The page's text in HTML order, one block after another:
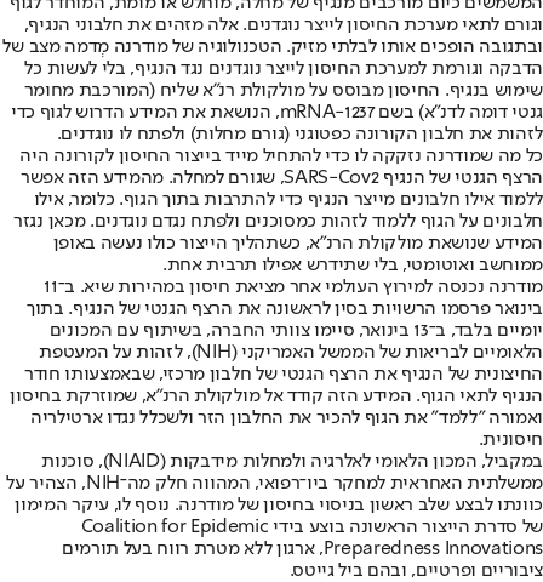
וגורם לתאי מערכת החיסון לייצר נוגדנים. אלה מזהים את חלבוני הנגיף,
ובתגובה הופכים אותו לבלתי מזיק. הטכנולוגיה של מודרנה מְדמה מצב של
הדבקה וגורמת למערכת החיסון לייצר נוגדנים נגד הנגיף, בלי לעשות כל
שימוש בנגיף. החיסון מבוסס על מולקולת רנ"א שליח (המורכבת מחומר
גנטי דומה לדנ"א) בשם mRNA-1237, הנושאת את המידע הדרוש לגוף כדי
לזהות את חלבון הקורונה כפטוגני (גורם מחלות) ולפתח לו נוגדנים.
כל מה שמודרנה נזקקה לו כדי להתחיל מייד בייצור החיסון לקורונה היה
הרצף הגנטי של הנגיף SARS-Cov2, שגורם למחלה. מהמידע הזה אפשר
ללמוד אילו חלבונים מייצר הנגיף כדי להתרבות בתוך הגוף. כלומר, אילו
חלבונים על הגוף ללמוד לזהות כמסוכנים ולפתח נגדם נוגדנים. מכאן נגזר
המידע שנושאת מולקולת הרנ"א, כשתהליך הייצור כולו נעשה באופן
ממוחשב ואוטומטי, בלי שתידרש אפילו תרבית אחת.
מודרנה נכנסה למירוץ העולמי אחר מציאת חיסון במהירות שיא. ב־11
בינואר פרסמו הרשויות בסין לראשונה את הרצף הגנטי של הנגיף. בתוך
יומיים בלבד, ב־13 בינואר, סיימו צוותי החברה, בשיתוף עם המכונים
הלאומיים לבריאות של הממשל האמריקני (NIH), לזהות על המעטפת
החיצונית של הנגיף את הרצף הגנטי של חלבון מרכזי, שבאמצעותו חודר
הנגיף לתאי הגוף. המידע הזה קודד אל מולקולת הרנ"א, שמוזרקת בחיסון
ואמורה "ללמד" את הגוף להכיר את החלבון הזר ולשכלל נגדו ארטילריה
חיסונית.
במקביל, המכון הלאומי לאלרגיה ולמחלות מידבקות (NIAID), סוכנות
ממשלתית האחראית למחקר ביו־רפואי, המהווה חלק מה־NIH, הצהיר על
כוונתו לבצע שלב ראשון בניסוי בחיסון של מודרנה. נוסף לו, עיקר המימון
של סדרת הייצור הראשונה בוצע בידי Coalition for Epidemic
Preparedness Innovations, ארגון ללא מטרת רווח בעל תורמים
ציבוריים ופרטיים, ובהם ביל גייטס.